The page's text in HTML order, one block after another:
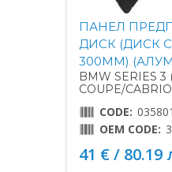
ПАНЕЛ
ДИСК (ДИСК
300MM)
BMW SERIES 3
COUPE/
CODE:
OEM CODE:
41 € / 80.19